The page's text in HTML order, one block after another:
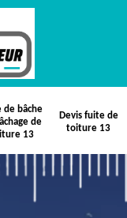
de bâche
de
13
Devis fuite de
toiture 13